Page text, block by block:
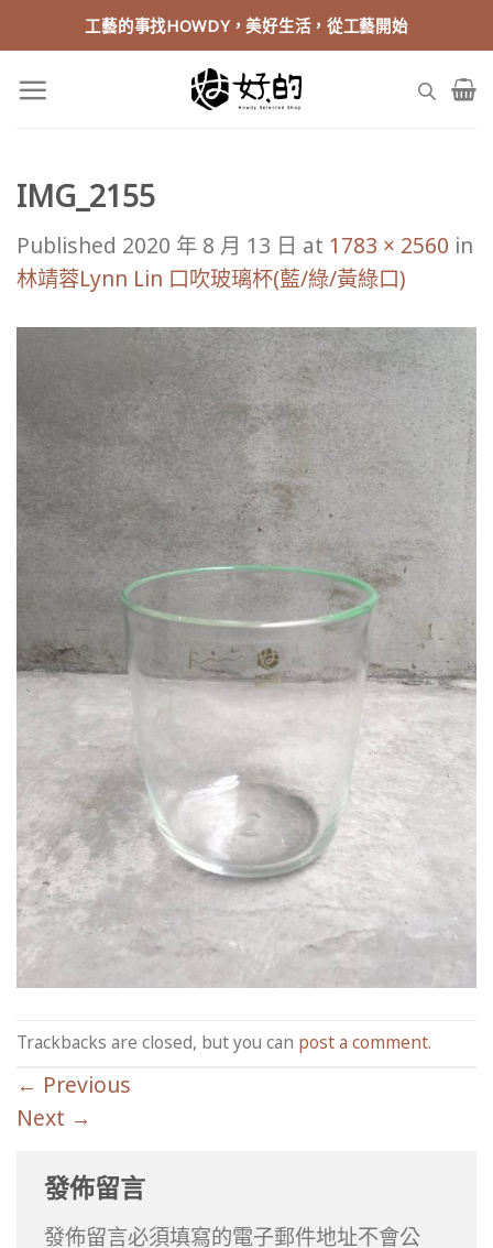
to
content
工藝的事找HOWDY，美好生活，從工藝開始
IMG_2155
Published 2020 年 8 月 13 日 at 1783 × 2560 in
林靖蓉Lynn Lin 口吹玻璃杯(藍/綠/黃綠口)
Trackbacks are closed, but you can post a comment.
← Previous
Next →
發佈留言
發佈留言必須填寫的電子郵件地址不會公